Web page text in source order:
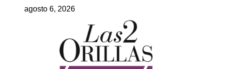
agosto 6, 2026